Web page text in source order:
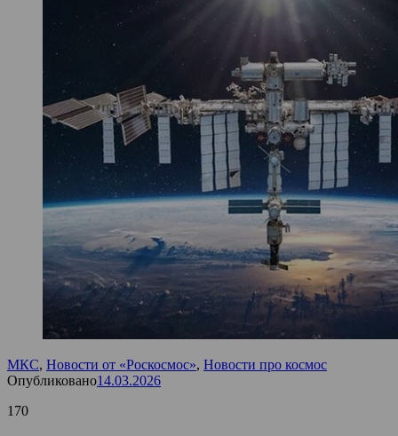
МКС, Новости от «Роскосмос», Новости про космос
Опубликовано14.03.2026
170